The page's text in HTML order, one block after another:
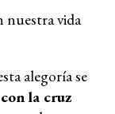
nuestra vida
alegoría se
la cruz